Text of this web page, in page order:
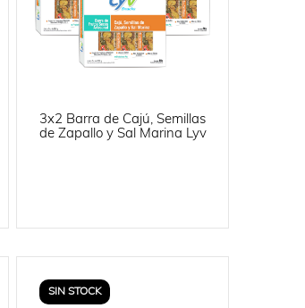
3x2 Barra de Cajú, Semillas
de Zapallo y Sal Marina Lyv
SIN STOCK